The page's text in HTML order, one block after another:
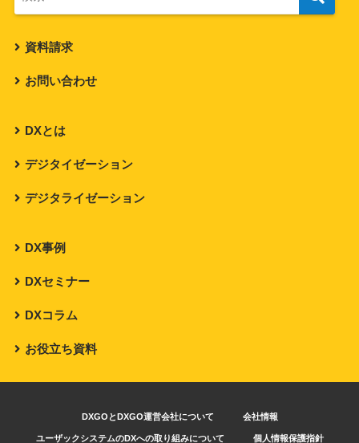
資料請求
お問い合わせ
DXとは
デジタイゼーション
デジタライゼーション
DX事例
DXセミナー
DXコラム
お役立ち資料
DXGOとDXGO運営会社について 会社情報
ユーザックシステムのDXへの取り組みについて 個人情報保護指針